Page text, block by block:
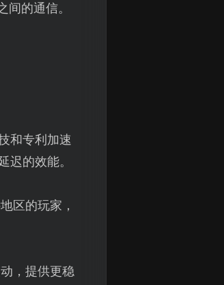
的通信。
和专利加速
迟的效能。
区的玩家，
，提供更稳